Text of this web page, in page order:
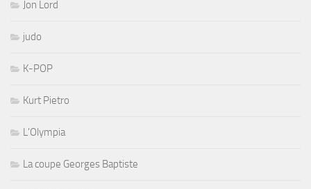
Jon Lord
judo
K-POP
Kurt Pietro
L'Olympia
La coupe Georges Baptiste